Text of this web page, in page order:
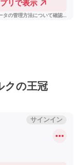
クの王冠